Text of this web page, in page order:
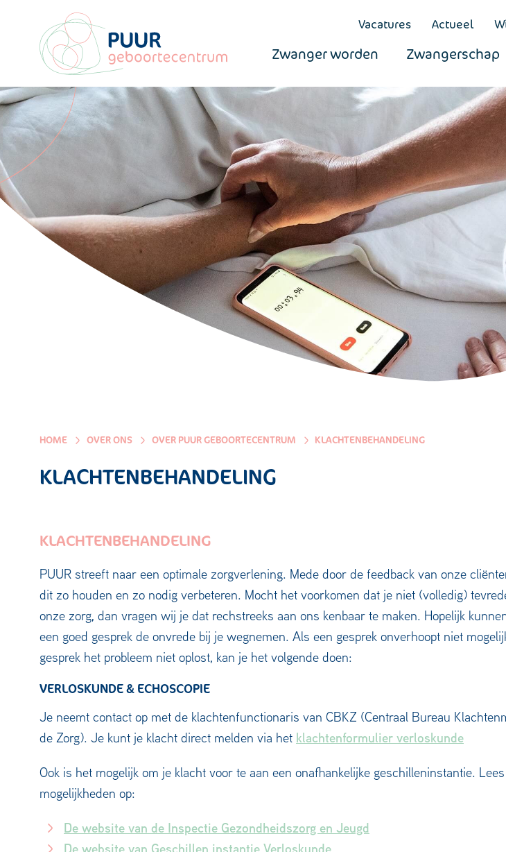
Vacatures Actueel
Zwanger worden Zwangerschap
HOME OVER ONS OVER PUUR GEBOORTECENTRUM KLACHTENBEHANDELING
KLACHTENBEHANDELING
KLACHTENBEHANDELING
PUUR streeft naar een optimale zorgverlening. Mede door de feedback van onze
dit zo houden en zo nodig verbeteren. Mocht het voorkomen dat je niet (volledig)
onze zorg, dan vragen wij je dat rechstreeks aan ons kenbaar te maken. Hopelijk
een goed gesprek de onvrede bij je wegnemen. Als een gesprek onverhoopt niet
gesprek het probleem niet oplost, kan je het volgende doen:
VERLOSKUNDE & ECHOSCOPIE
Je neemt contact op met de klachtenfunctionaris van CBKZ (Centraal Bureau
de Zorg). Je kunt je klacht direct melden via het klachtenformulier verloskunde
Ook is het mogelijk om je klacht voor te aan een onafhankelijke geschilleninstantie.
mogelijkheden op:
De website van de Inspectie Gezondheidszorg en Jeugd
De website van Geschillen instantie Verloskunde